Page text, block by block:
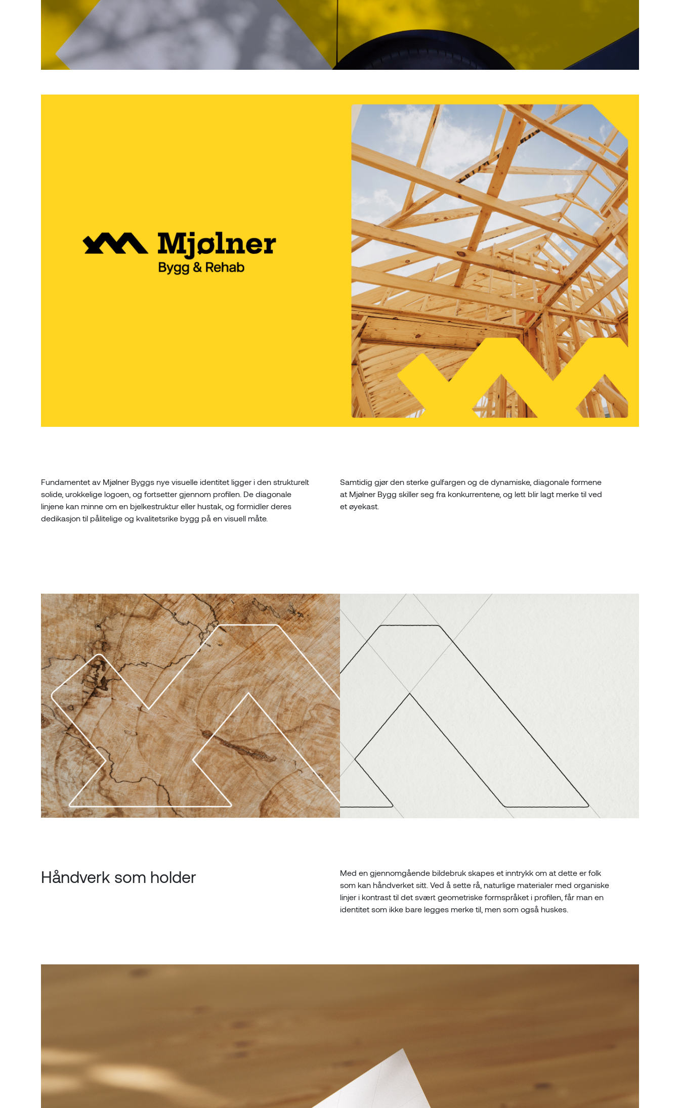
Fundamentet av Mjølner Byggs nye visuelle identitet ligger i den strukturelt
solide, urokkelige logoen, og fortsetter gjennom profilen. De diagonale
linjene kan minne om en bjelkestruktur eller hustak, og formidler deres
dedikasjon til pålitelige og kvalitetsrike bygg på en visuell måte.
Samtidig gjør den sterke gulfargen og de dynamiske, diagonale formene
at Mjølner Bygg skiller seg fra konkurrentene, og lett blir lagt merke til ved
et øyekast.
Håndverk som holder
Med en gjennomgående bildebruk skapes et inntrykk om at dette er folk
som kan håndverket sitt. Ved å sette rå, naturlige materialer med organiske
linjer i kontrast til det svært geometriske formspråket i profilen, får man en
identitet som ikke bare legges merke til, men som også huskes.